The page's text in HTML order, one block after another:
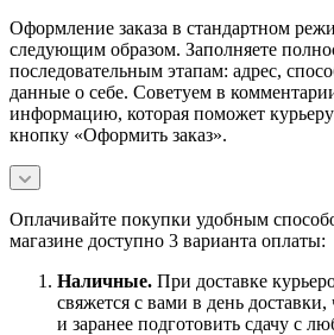
Оформление заказа в стандартном
следующим образом. Заполняете
последовательным этапам: адрес,
данные о себе. Советуем в
информацию, которая поможет
кнопку «Оформить заказ».
Оплачивайте покупки удобным
магазине доступно 3 варианта оплаты:
Наличные. При доставке
свяжется с вами в день
и заранее подготовить сдачу с